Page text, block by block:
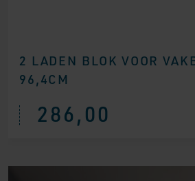
2 LADEN BLOK VOOR
96,4CM
286,00